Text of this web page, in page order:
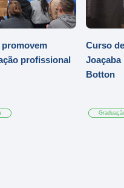
promovem
profissional
Curso
Joaçaba
Botton